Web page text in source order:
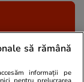
23:21
a
să rămână
informații pe